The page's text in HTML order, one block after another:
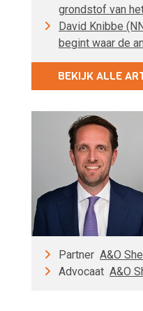
grondstof van
David Knibbe
begint waar de
BEKIJK ALLE
Partner A&O
Advocaat A&O